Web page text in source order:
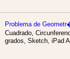
Problema de
Cuadrado,
grados, Sketch, iPad